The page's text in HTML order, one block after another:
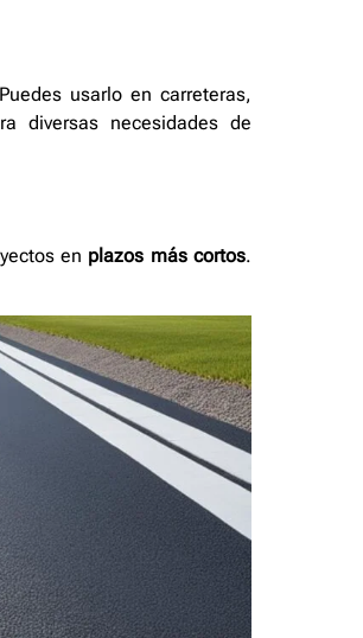
usarlo en carreteras,
diversas necesidades de
en plazos más cortos.